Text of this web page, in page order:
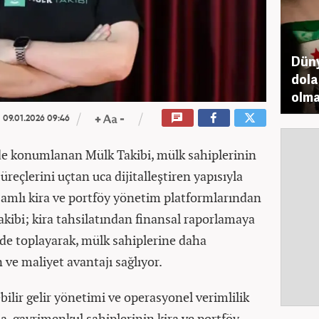
09.01.2026 09:46
konumlanan Mülk Takibi, mülk sahiplerinin
uçtan uca dijitalleştiren yapısıyla
kira ve portföy yönetim platformlarından
kira tahsilatından finansal raporlamaya
toplayarak, mülk sahiplerine daha
maliyet avantajı sağlıyor.
gelir yönetimi ve operasyonel verimlilik